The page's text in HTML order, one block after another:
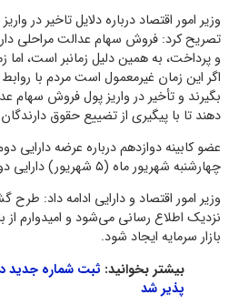
وزیر امور اقتصاد درباره دلایل تاخیر در
تصریح کرد: فروش سهام عدالت مراحلی
و پرداخت، به همین دلیل زمانبر است، اما
اگر این زمان غیرمعمول است مردم با
بگیرند و تأخیر در واریز پول فروش سهام
دهند تا با پیگیری از تضییع حقوق
عضو کابینه دوازدهم درباره عرضه دارایی
چهارشنبه شهریور ماه (۵ شهریور) دارایی دوم عرضه می‌شود.
وزیر امور اقتصاد و دارایی ادامه داد:
نزدیک اطلاع رسانی می‌شود و امیدوارم
بازار سرمایه ایجاد شود.
بیشتر بخوانید: ثبت شماره جدید
پذیر شد